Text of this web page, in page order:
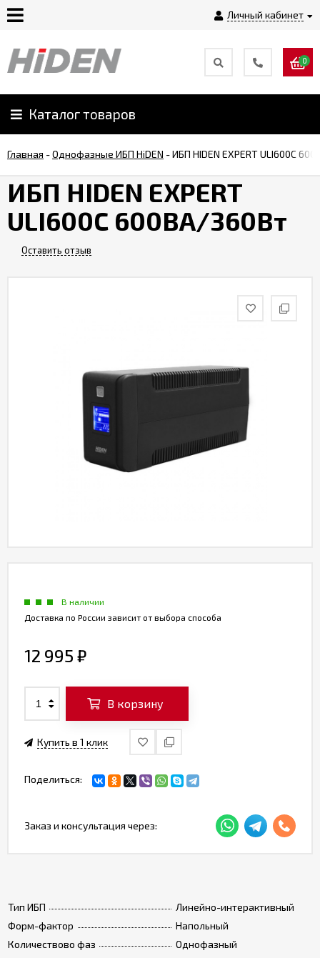
Личный кабинет
Главная
О
Оплата
Монтаж
0
Каталог товаров
Главная -Однофазные ИБП HiDEN -ИБП HIDEN EXPERT ULI600С
ИБП HIDEN EXPERT
ULI600С 600ВА/360Вт
Оставить отзыв
Тип ИБП
Линейно-интерактивный
Форм-фактор
Напольный
Количествово фаз
Однофазный
В наличии
Доставка по России зависит от выбора способа
12 995 ₽
В корзину
Купить в 1 клик
Поделиться:
Заказ и консультация через: